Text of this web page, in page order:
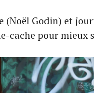
(Noël Godin) et
cache pour mieux